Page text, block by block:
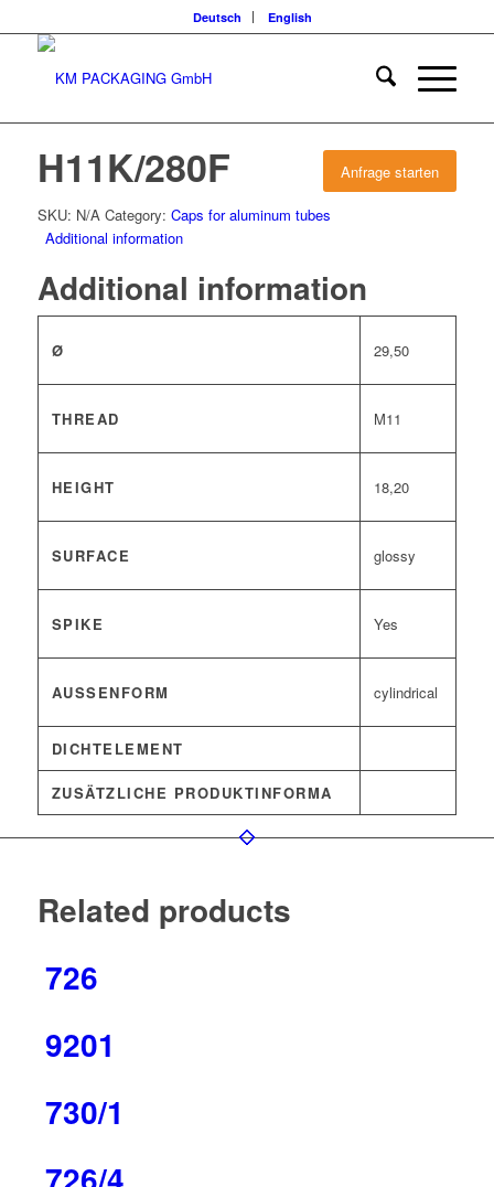
Deutsch English
Anfrage starten
H11K/280F
SKU: N/A Category: Caps for aluminum tubes
Additional information
Additional information
Ø 29,50
THREAD M11
HEIGHT 18,20
SURFACE glossy
SPIKE Yes
AUSSENFORM cylindrical
DICHTELEMENT
ZUSÄTZLICHE PRODUKTINFORMA
Related products
726
9201
730/1